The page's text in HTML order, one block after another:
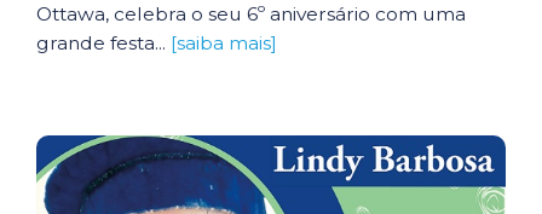
Ottawa, celebra o seu 6º aniversário com uma
grande festa... [saiba mais]